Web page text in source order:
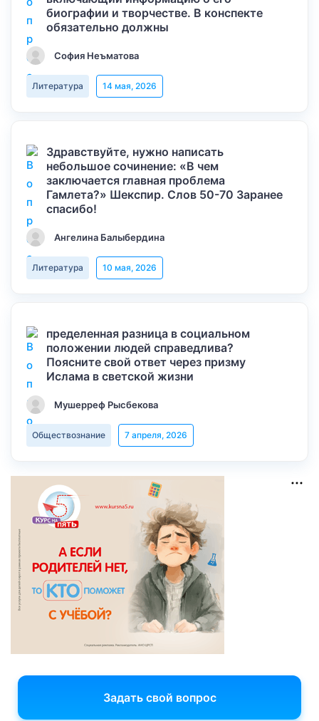
биографии и творчестве. В конспекте
обязательно должны
София Неъматова
Литература 14 мая, 2026
Здравствуйте, нужно написать
небольшое сочинение: «В чем
заключается главная проблема
Гамлета?» Шекспир. Слов 50-70 Заранее
спасибо!
Ангелина Балыбердина
Литература 10 мая, 2026
пределенная разница в социальном
положении людей справедлива?
Поясните свой ответ через призму
Ислама в светской жизни
Мушерреф Рысбекова
Обществознание 7 апреля, 2026
Задать свой вопрос